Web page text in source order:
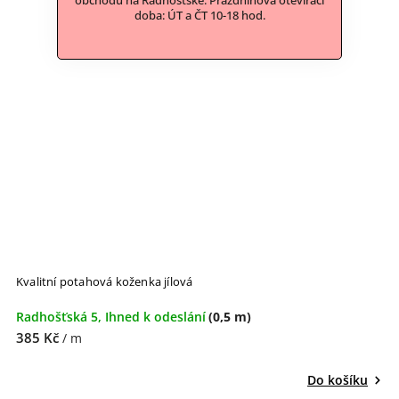
doba: ÚT a ČT 10-18 hod.
Kvalitní potahová koženka jílová
Radhošťská 5, Ihned k odeslání(0,5 m)
385 Kč / m
Do košíku